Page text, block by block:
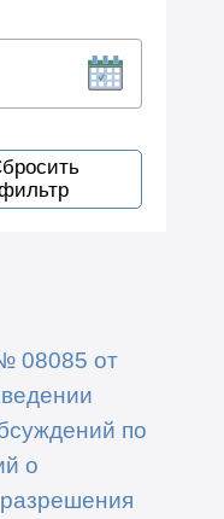
08085 от
по
о